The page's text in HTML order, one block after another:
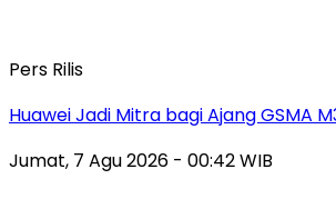
Pers Rilis
Huawei Jadi Mitra bagi Ajang GSMA
Jumat, 7 Agu 2026 - 00:42 WIB